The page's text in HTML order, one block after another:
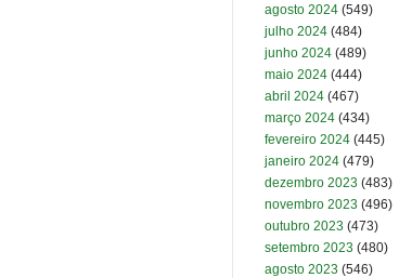
agosto 2024 (549)
julho 2024 (484)
junho 2024 (489)
maio 2024 (444)
abril 2024 (467)
março 2024 (434)
fevereiro 2024 (445)
janeiro 2024 (479)
dezembro 2023 (483)
novembro 2023 (496)
outubro 2023 (473)
setembro 2023 (480)
agosto 2023 (546)